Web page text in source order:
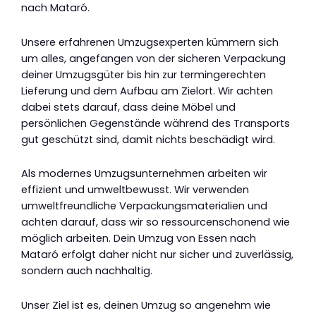
nach Mataró.
Unsere erfahrenen Umzugsexperten kümmern sich
um alles, angefangen von der sicheren Verpackung
deiner Umzugsgüter bis hin zur termingerechten
Lieferung und dem Aufbau am Zielort. Wir achten
dabei stets darauf, dass deine Möbel und
persönlichen Gegenstände während des Transports
gut geschützt sind, damit nichts beschädigt wird.
Als modernes Umzugsunternehmen arbeiten wir
effizient und umweltbewusst. Wir verwenden
umweltfreundliche Verpackungsmaterialien und
achten darauf, dass wir so ressourcenschonend wie
möglich arbeiten. Dein Umzug von Essen nach
Mataró erfolgt daher nicht nur sicher und zuverlässig,
sondern auch nachhaltig.
Unser Ziel ist es, deinen Umzug so angenehm wie